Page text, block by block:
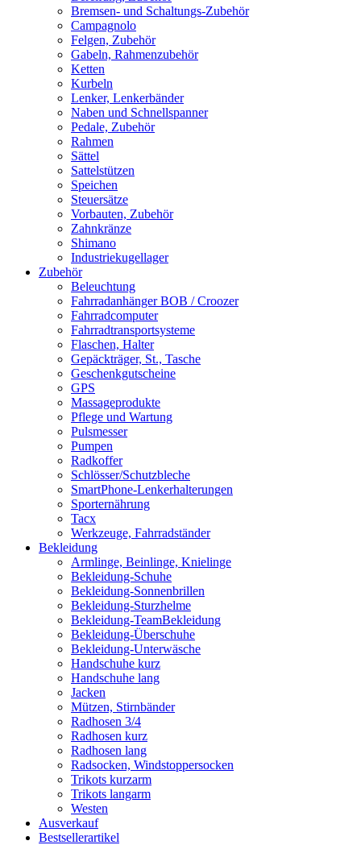
Bremsen- und Schaltungs-Zubehör
Campagnolo
Felgen, Zubehör
Gabeln, Rahmenzubehör
Ketten
Kurbeln
Lenker, Lenkerbänder
Naben und Schnellspanner
Pedale, Zubehör
Rahmen
Sättel
Sattelstützen
Speichen
Steuersätze
Vorbauten, Zubehör
Zahnkränze
Shimano
Industriekugellager
Zubehör
Beleuchtung
Fahrradanhänger BOB / Croozer
Fahrradcomputer
Fahrradtransportsysteme
Flaschen, Halter
Gepäckträger, St., Tasche
Geschenkgutscheine
GPS
Massageprodukte
Pflege und Wartung
Pulsmesser
Pumpen
Radkoffer
Schlösser/Schutzbleche
SmartPhone-Lenkerhalterungen
Sporternährung
Tacx
Werkzeuge, Fahrradständer
Bekleidung
Armlinge, Beinlinge, Knielinge
Bekleidung-Schuhe
Bekleidung-Sonnenbrillen
Bekleidung-Sturzhelme
Bekleidung-TeamBekleidung
Bekleidung-Überschuhe
Bekleidung-Unterwäsche
Handschuhe kurz
Handschuhe lang
Jacken
Mützen, Stirnbänder
Radhosen 3/4
Radhosen kurz
Radhosen lang
Radsocken, Windstoppersocken
Trikots kurzarm
Trikots langarm
Westen
Ausverkauf
Bestsellerartikel